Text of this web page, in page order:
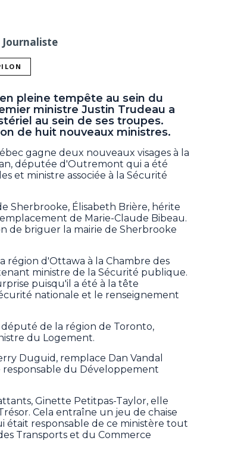
Journaliste
pleine tempête au sein du
ministre Justin Trudeau a
au sein de ses troupes.
de huit nouveaux ministres.
gagne deux nouveaux visages à la
députée d'Outremont qui a été
et ministre associée à la Sécurité
Sherbrooke, Élisabeth Brière, hérite
de Marie-Claude Bibeau.
de briguer la mairie de Sherbrooke
région d'Ottawa à la Chambre des
ministre de la Sécurité publique.
puisqu'il a été à la tête
nationale et le renseignement
de la région de Toronto,
du Logement.
Duguid, remplace Dan Vandal
responsable du Développement
Ginette Petitpas-Taylor, elle
Cela entraîne un jeu de chaise
était responsable de ce ministère tout
Transports et du Commerce